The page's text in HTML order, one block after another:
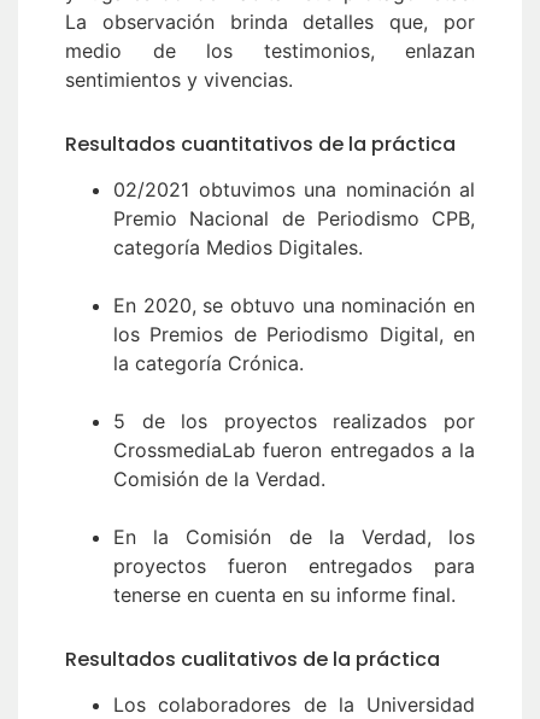
La observación brinda detalles que, por
medio de los testimonios, enlazan
sentimientos y vivencias.
Resultados cuantitativos de la práctica
02/2021 obtuvimos una nominación al
Premio Nacional de Periodismo CPB,
categoría Medios Digitales.
En 2020, se obtuvo una nominación en
los Premios de Periodismo Digital, en
la categoría Crónica.
5 de los proyectos realizados por
CrossmediaLab fueron entregados a la
Comisión de la Verdad.
En la Comisión de la Verdad, los
proyectos fueron entregados para
tenerse en cuenta en su informe final.
Resultados cualitativos de la práctica
Los colaboradores de la Universidad